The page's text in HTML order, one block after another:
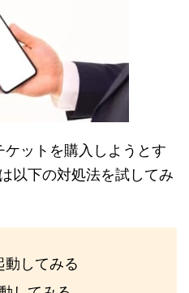
ットを購入しようとす
以下の対処法を試してみ
動してみる